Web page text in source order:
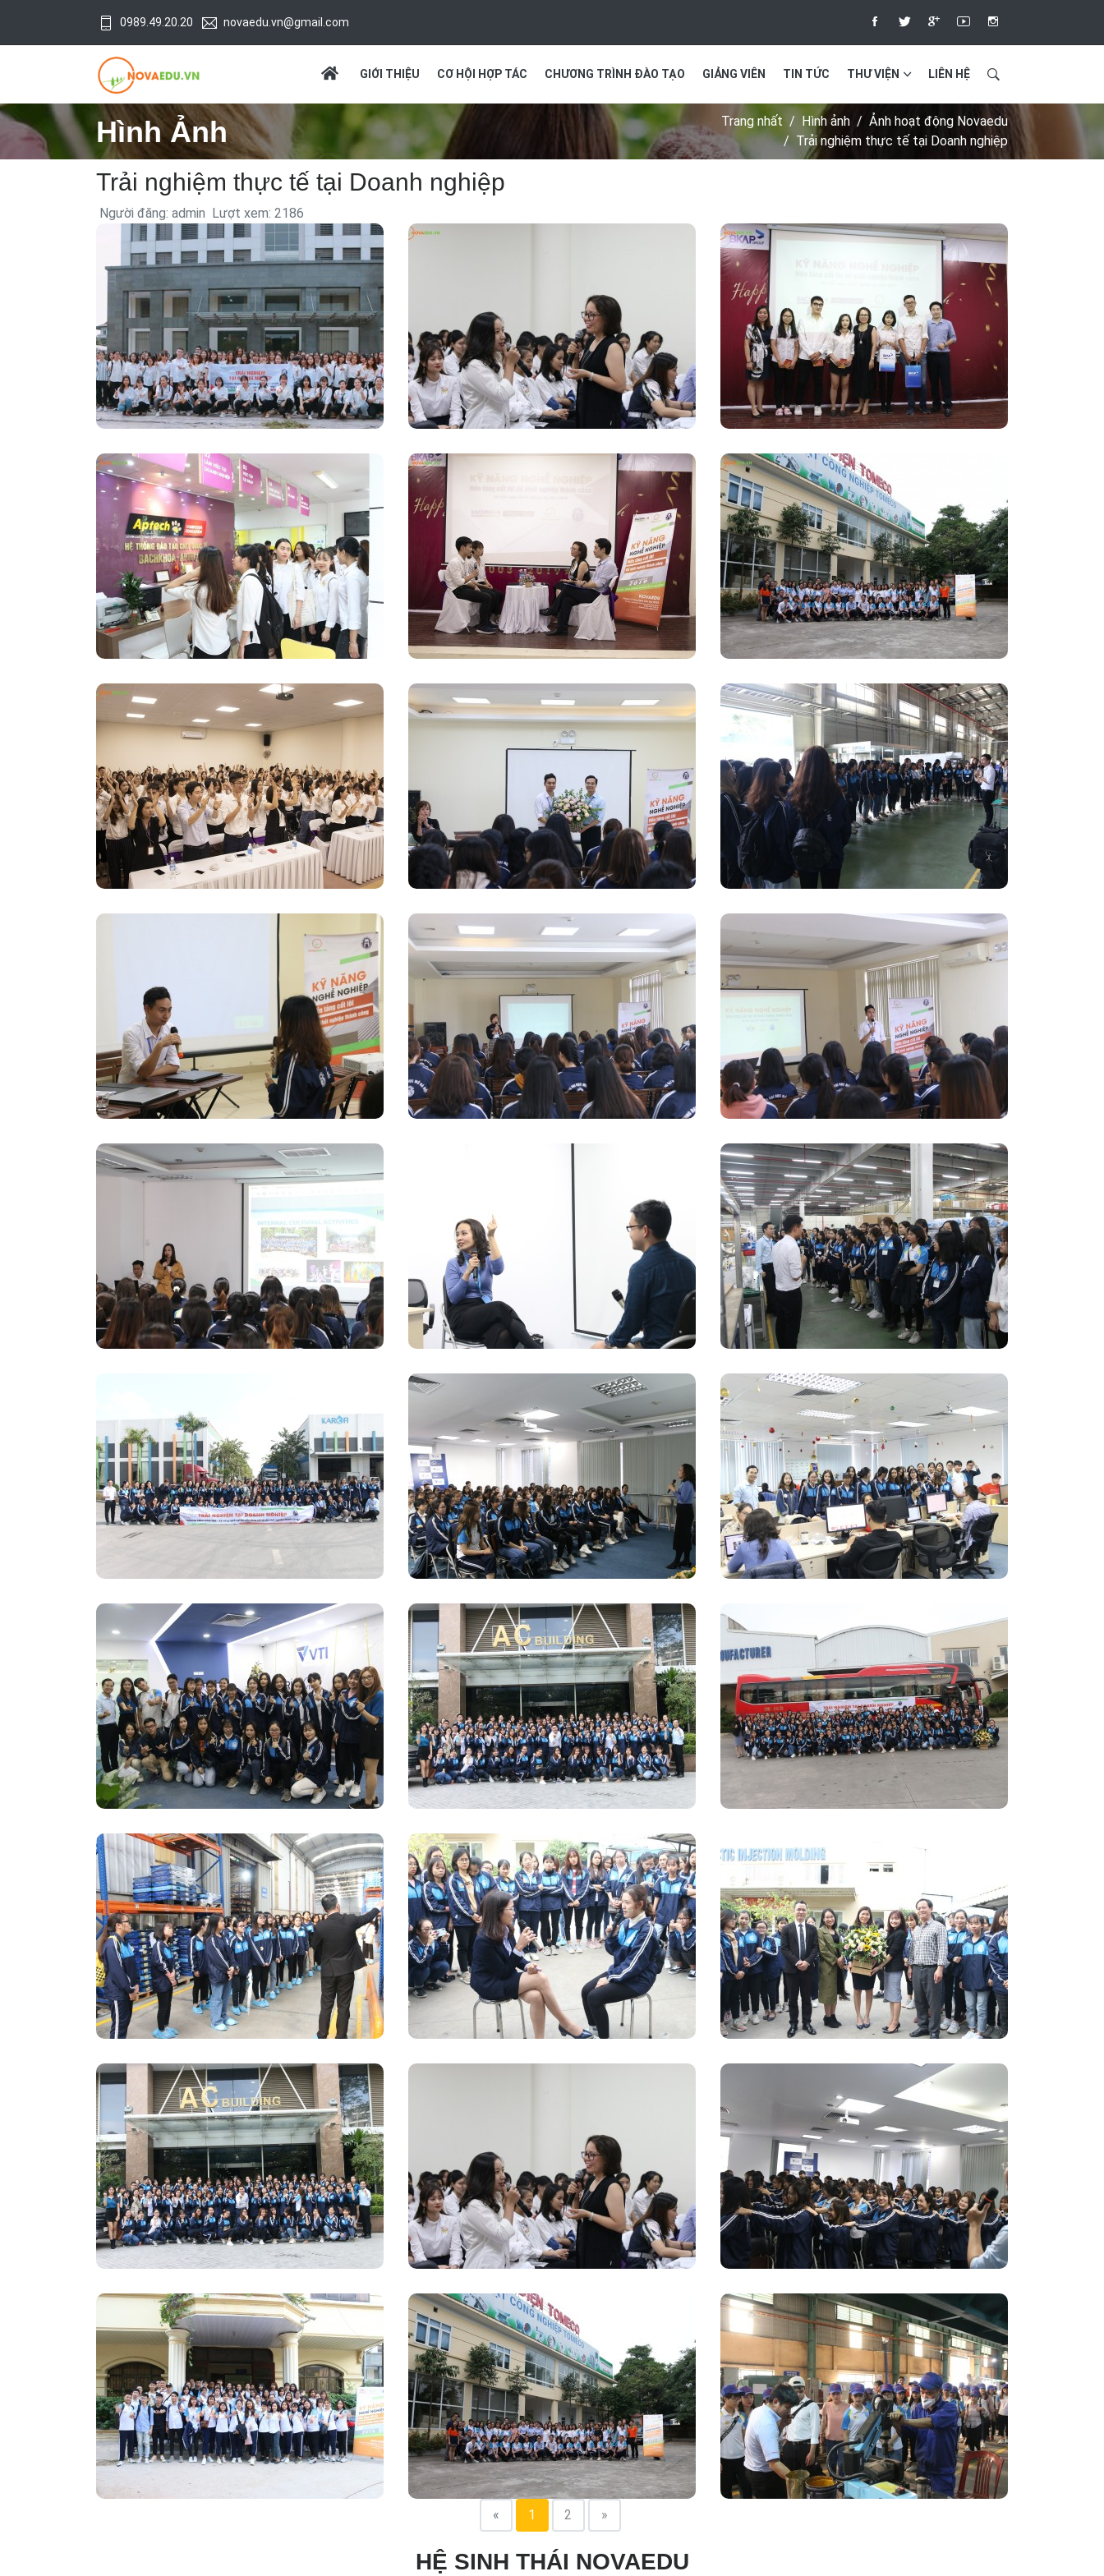
0989.49.20.20 novaedu.vn@gmail.com
GIỚI THIỆU CƠ HỘI HỢP TÁC CHƯƠNG TRÌNH ĐÀO TẠO GIẢNG VIÊN TIN TỨC THƯ VIỆN LIÊN HỆ
Hình Ảnh Trang nhất Hình ảnh
Ảnh hoạt động Novaedu
Trải nghiệm thực tế tại Doanh nghiệp
Trải nghiệm thực tế tại Doanh nghiệp
Người đăng: admin Lượt xem: 2186
« 1 2 »
HỆ SINH THÁI NOVAEDU